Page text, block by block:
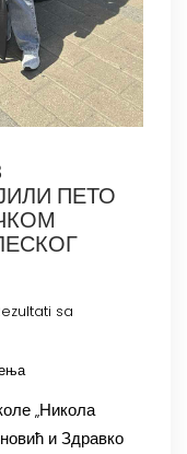
ПЕТО
sa
„Никола
и Здравко